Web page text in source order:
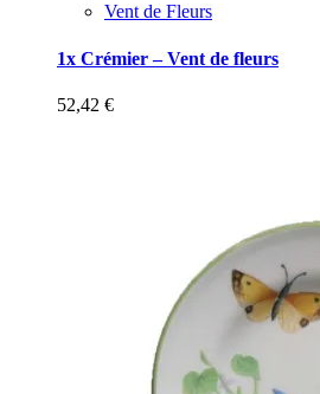
Vent de Fleurs
1x Crémier – Vent de fleurs
52,42 €